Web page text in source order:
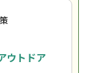
ウトドア